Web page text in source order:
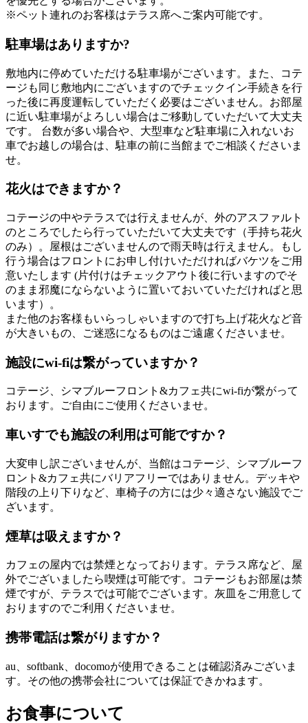
※ペット連れのお客様はテラス席へご案内可能です。
駐車場はありますか?
敷地内に停めていただける駐車場がございます。また、コテ
ージも同じ敷地内にございますのでチェックイン手続きを行
った後に再度運転していただく必要はございません。お部屋
に近い駐車場がよろしい場合はご移動していただいて大丈夫
です。 台数が多い場合や、大型車など駐車場に入れないお
車でお越しの場合は、駐車の前に当館までご相談くださいま
せ。
花火はできますか？
コテージの中やテラスでは行えませんが、外のアスファルト
のところでしたら行っていただいて大丈夫です（手持ち花火
のみ）。屋根はございませんので雨天時は行えません。もし
行う場合はフロントにお申し付けいただければバケツをご用
意いたします (片付けはチェックアウト後に行いますのでそ
のまま邪魔にならないように置いておいていただければと思
います）。
また他のお客様もいらっしゃいますので打ち上げ花火など音
が大きいもの、ご迷惑になるものはご遠慮くださいませ。
施設にwi-fiは繋がっていますか？
コテージ、シマブルーフロント&カフェ共にwi-fiが繋がって
おります。ご自由にご使用くださいませ。
車いすでも施設の利用は可能ですか？
大変申し訳ございませんが、当館はコテージ、シマブルーフ
ロント&カフェ共にバリアフリーではありません。デッキや
階段の上り下りなど、車椅子の方には少々適さない施設でご
ざいます。
煙草は吸えますか？
カフェの屋内では禁煙となっております。テラス席など、屋
外でございましたら喫煙は可能です。コテージもお部屋は禁
煙ですが、テラスでは可能でございます。灰皿をご用意して
おりますのでご利用くださいませ。
携帯電話は繋がりますか？
au、softbank、docomoが使用できることは確認済みございま
す。その他の携帯会社については保証できかねます。
お食事について